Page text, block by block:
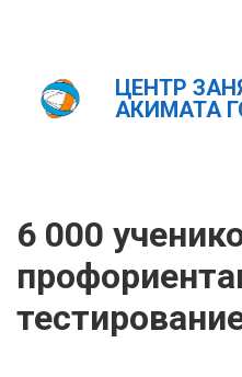
ЦЕНТР
АКИМАТА
Главная
Новости
6 000 учеников прошли
6 000